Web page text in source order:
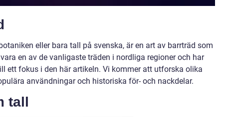
eller bara tall på svenska, är en art av barrträd som
en av de vanligaste träden i nordliga regioner och har
ett fokus i den här artikeln. Vi kommer att utforska olika
användningar och historiska för- och nackdelar.
tall